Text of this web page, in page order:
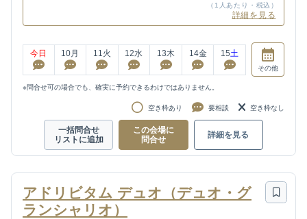
（1人あたり・税込）
詳細を見る
今日 10月 11 火 12水 13木 14金 15土
その他
※問合せ可の場合でも、確実に予約できるわけではありません。
空き枠あり 要相談 空き枠なし
一括問合せ
リストに追加
この会場に
問合せ
詳細を見る
アドリビタム デュオ（デュオ・グ
ランシャリオ）